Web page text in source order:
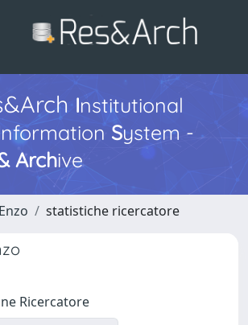
Institutional
nformationSystem -
Archive
statistiche ricercatore
Ricercatore